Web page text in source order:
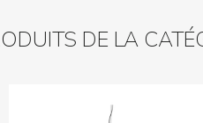
DE LA